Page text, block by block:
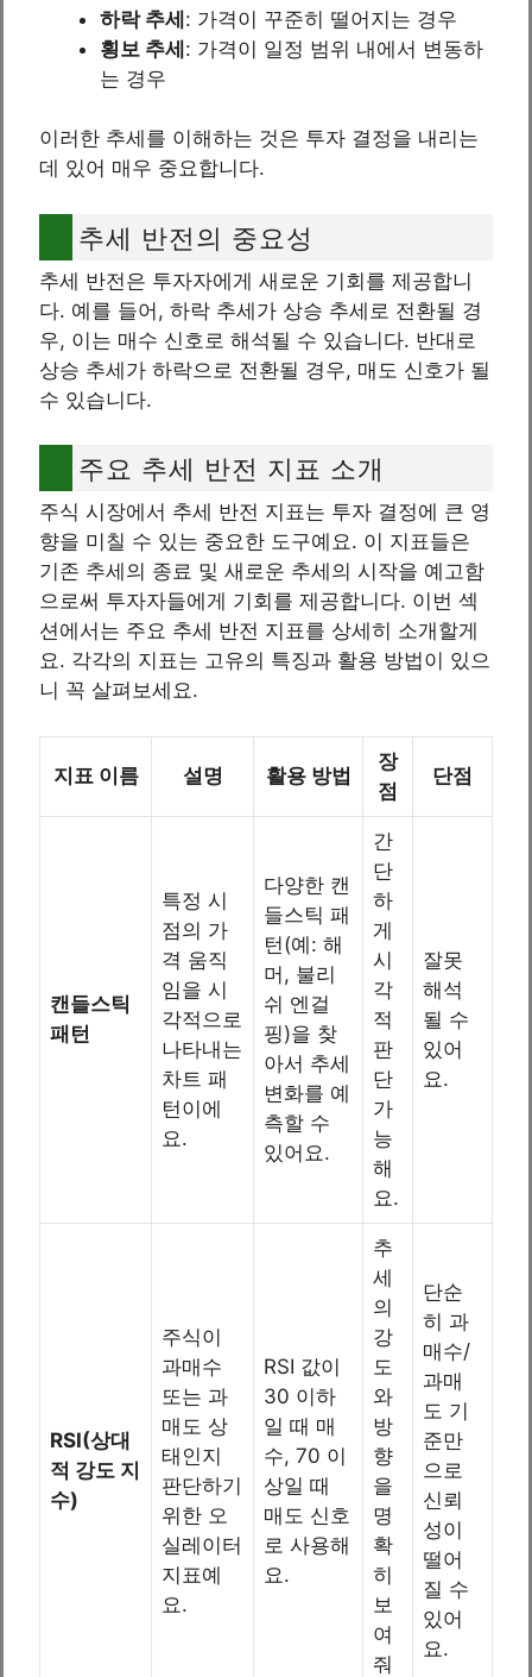
하락 추세: 가격이 꾸준히 떨어지는 경우
횡보 추세: 가격이 일정 범위 내에서 변동하
는 경우
이러한 추세를 이해하는 것은 투자 결정을 내리는
데 있어 매우 중요합니다.
추세 반전의 중요성
추세 반전은 투자자에게 새로운 기회를 제공합니
다. 예를 들어, 하락 추세가 상승 추세로 전환될 경
우, 이는 매수 신호로 해석될 수 있습니다. 반대로
상승 추세가 하락으로 전환될 경우, 매도 신호가 될
수 있습니다.
주요 추세 반전 지표 소개
주식 시장에서 추세 반전 지표는 투자 결정에 큰 영
향을 미칠 수 있는 중요한 도구예요. 이 지표들은
기존 추세의 종료 및 새로운 추세의 시작을 예고함
으로써 투자자들에게 기회를 제공합니다. 이번 섹
션에서는 주요 추세 반전 지표를 상세히 소개할게
요. 각각의 지표는 고유의 특징과 활용 방법이 있으
니 꼭 살펴보세요.
지표 이름 설명 활용 방법
장
점
단점
캔들스틱
패턴
특정 시
점의 가
격 움직
임을 시
각적으로
나타내는
차트 패
턴이에
요.
다양한 캔
들스틱 패
턴(예: 해
머, 불리
쉬 엔걸
핑)을 찾
아서 추세
변화를 예
측할 수
있어요.
간
단
하
게
시
각
적
판
단
가
능
해
요.
잘못
해석
될 수
있어
요.
RSI(상대
적 강도 지
수)
주식이
과매수
또는 과
매도 상
태인지
판단하기
위한 오
실레이터
지표예
요.
RSI 값이
30 이하
일 때 매
수, 70 이
상일 때
매도 신호
로 사용해
요.
추
세
의
강
도
와
방
향
을
명
확
히
보
여
줘
단순
히 과
매수/
과매
도 기
준만
으로
신뢰
성이
떨어
질 수
있어
요.